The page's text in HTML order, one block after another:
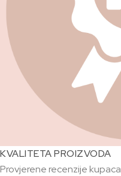
KVALITETA PROIZVODA
Provjerene recenzije kupaca